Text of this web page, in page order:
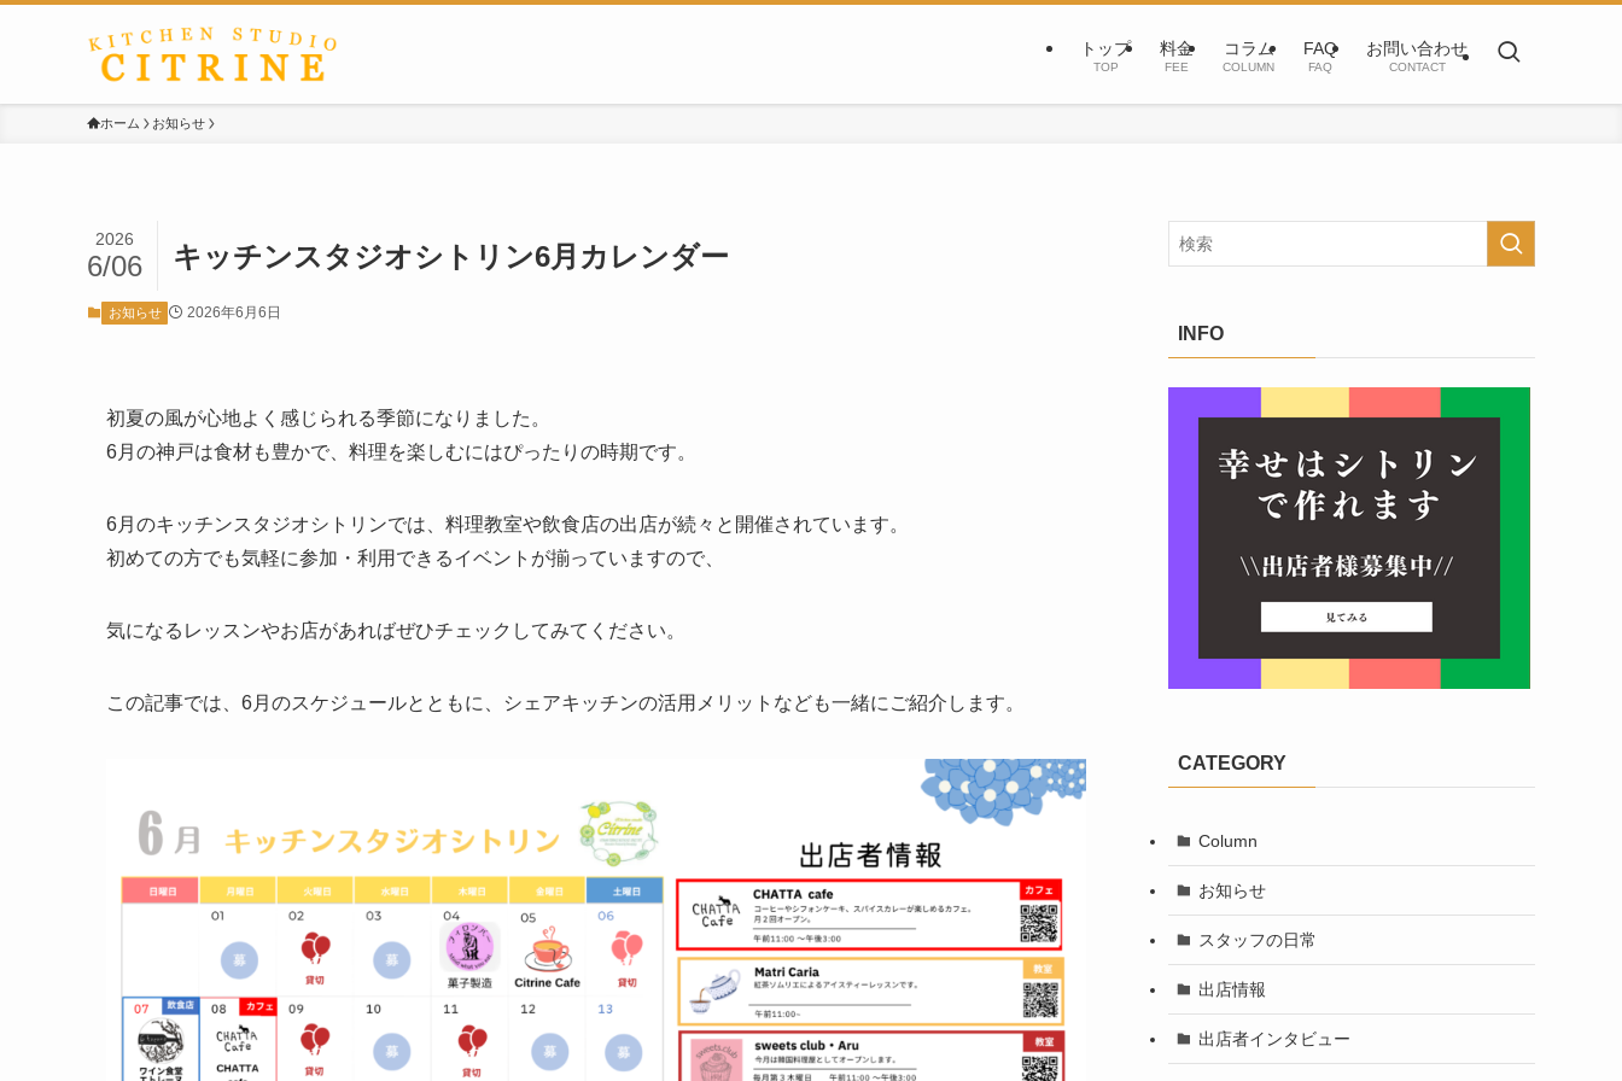
トップ
TOP
料金
FEE
コラム
COLUMN
FAQ
FAQ
お問い合わせ
CONTACT
ホーム お知らせ
キッチンスタジオシトリン6月カレンダー
2026
6/06
お知らせ 2026年6月6日
初夏の風が心地よく感じられる季節になりました。
6月の神戸は食材も豊かで、料理を楽しむにはぴったりの時期です。
6月のキッチンスタジオシトリンでは、料理教室や飲食店の出店が続々と開催されています。
初めての方でも気軽に参加・利用できるイベントが揃っていますので、
気になるレッスンやお店があればぜひチェックしてみてください。
この記事では、6月のスケジュールとともに、シェアキッチンの活用メリットなども一緒にご紹介します。
INFO
CATEGORY
Column
お知らせ
スタッフの日常
出店情報
出店者インタビュー